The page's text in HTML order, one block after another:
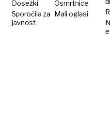
Dosežki
Sporočila za
javnost
Osmrtnice
Mali oglasi